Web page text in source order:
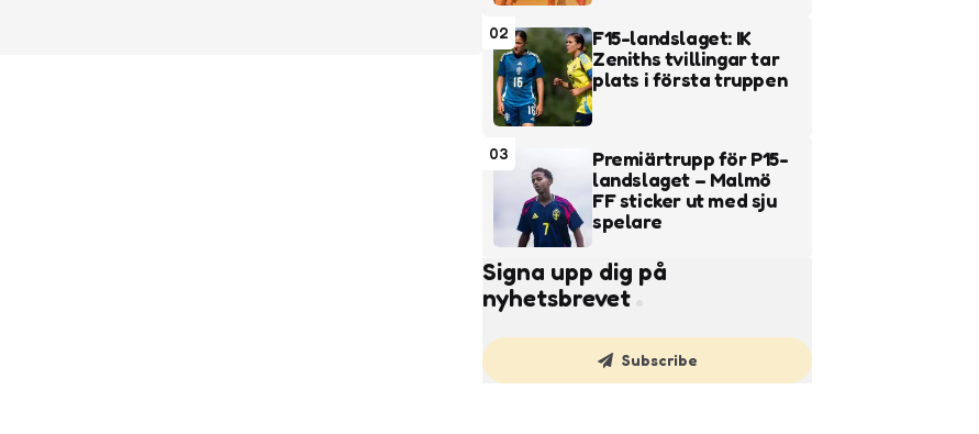
02
F15-landslaget: IK
Zeniths tvillingar tar
plats i första truppen
03
Premiärtrupp för P15-
landslaget – Malmö
FF sticker ut med sju
spelare
Signa upp dig på
nyhetsbrevet
Subscribe